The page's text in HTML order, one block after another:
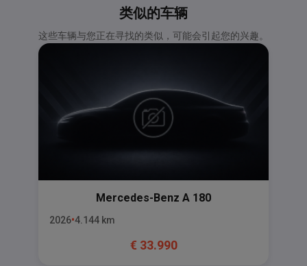
类似的车辆
这些车辆与您正在寻找的类似，可能会引起您的兴趣。
Mercedes-Benz A 180
2026 4.144 km
€ 33.990